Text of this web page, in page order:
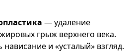
— удаление
грыж верхнего века.
и «усталый» взгляд.